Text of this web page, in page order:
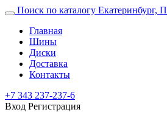
Поиск по каталогу Екатеринбург,
Главная
Шины
Диски
Доставка
Контакты
+7 343 237-237-6
Вход Регистрация